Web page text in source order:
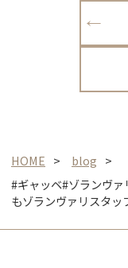
HOME
blog
#ギャッベ#ゾランヴ
もゾランヴァリスタッ